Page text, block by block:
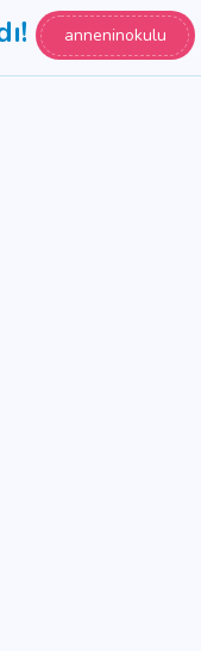
anneninokulu